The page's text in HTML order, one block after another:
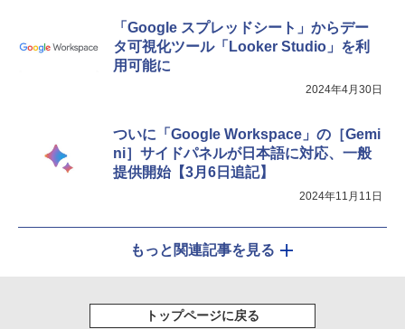
「Google スプレッドシート」からデー
タ可視化ツール「Looker Studio」を利
用可能に
2024年4月30日
ついに「Google Workspace」の［Gemi
ni］サイドパネルが日本語に対応、一般
提供開始【3月6日追記】
2024年11月11日
もっと関連記事を見る
トップページに戻る